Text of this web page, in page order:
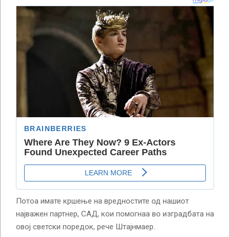
Потоа имате кршење на вредностите од нашиот
најважен партнер, САД, кои помогнаа во изградбата на
овој светски поредок, рече Штајнмаер.